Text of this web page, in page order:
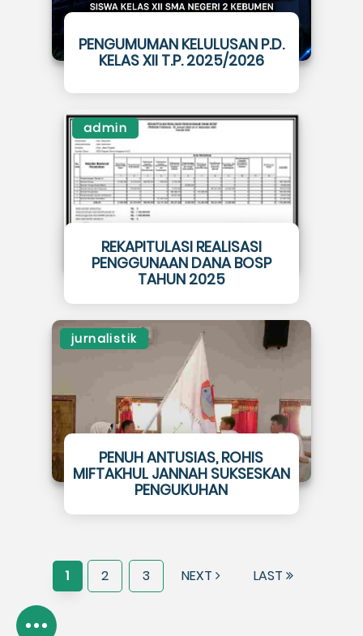
PENGUMUMAN KELULUSAN P.D.
KELAS XII T.P. 2025/2026
admin
REKAPITULASI REALISASI
PENGGUNAAN DANA BOSP
TAHUN 2025
jurnalistik
PENUH ANTUSIAS, ROHIS
MIFTAKHUL JANNAH SUKSESKAN
PENGUKUHAN
1 2 3 NEXT LAST